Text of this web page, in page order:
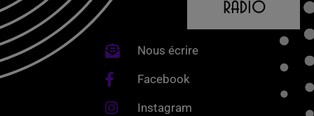
Nous écrire
Facebook
Instagram